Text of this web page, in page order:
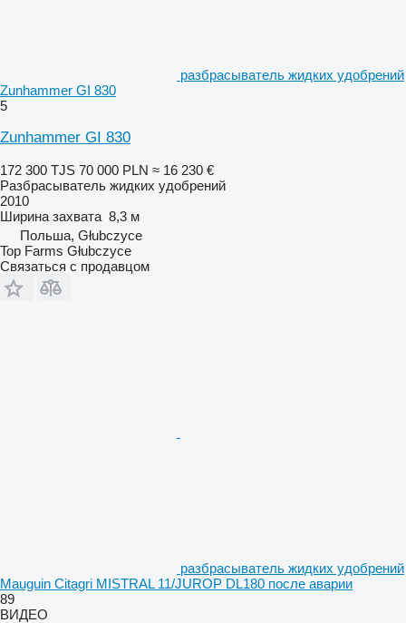
разбрасыватель жидких удобрений
Zunhammer GI 830
5
Zunhammer GI 830
172 300 TJS 70 000 PLN ≈ 16 230 €
Разбрасыватель жидких удобрений
2010
Ширина захвата 8,3 м
Польша, Głubczyce
Top Farms Głubczyce
Связаться с продавцом
разбрасыватель жидких удобрений
Mauguin Citagri MISTRAL 11/JUROP DL180 после аварии
89
ВИДЕО